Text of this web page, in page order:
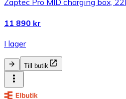
Zaptec Pro MID charging box,
11 890 kr
I lager
Till butik